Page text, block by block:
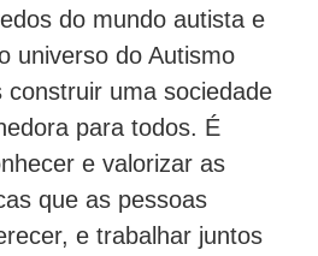
do mundo autista e
universo do Autismo
construir uma sociedade
para todos. É
e valorizar as
que as pessoas
e trabalhar juntos